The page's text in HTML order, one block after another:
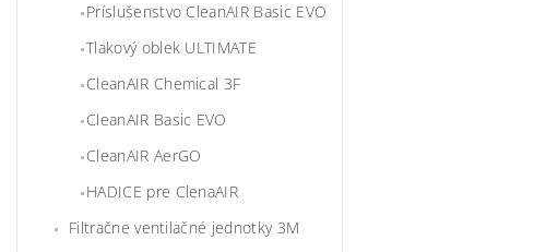
Príslušenstvo CleanAIR Basic EVO
Tlakový oblek ULTIMATE
CleanAIR Chemical 3F
CleanAIR Basic EVO
CleanAIR AerGO
HADICE pre ClenaAIR
Filtračne ventilačné jednotky 3M